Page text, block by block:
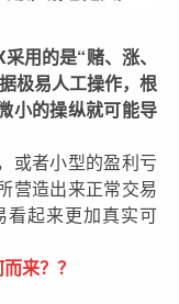
用的是“赌、涨、
极易人工操作，根
小的操纵就可能导
或者小型的盈利亏
营造出来正常交易
看起来更加真实可
来？？